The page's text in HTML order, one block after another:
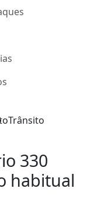
Trânsito
330
habitual